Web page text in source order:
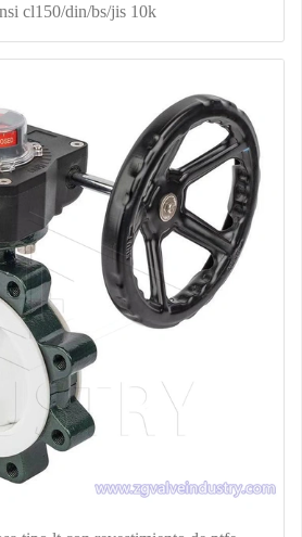
cl150/din/bs/jis 10k